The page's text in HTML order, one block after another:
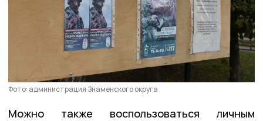
Фото: администрация Знаменского округа
Можно также воспользоваться личным